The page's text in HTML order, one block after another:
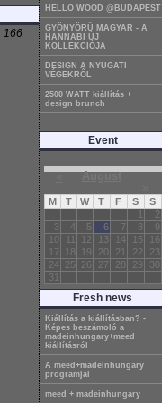
166
HELLO WOOD @BUDAPEST
GYÖNYÖRŰ MAGYAR - A
HANNABI ÚJ
KOLLEKCIÓJA
DESIGN A NYUGATI
VÉGEKRŐL
2500 WATT kiállítás +
design brunch
Event
« August
M T W T F S
S
1
2
3
4 5 6 7 8
9
10
11 12 13 14 15
16
17
18 19 20 21 22
23
24
25 26 27 28 29
30
31
Fresh news
Kiállítás a kiállításban? -
Képes beszámoló a
madeinhungary+meed
kiállításról
A meed+madeinhungary
programjai
meed + madeinhungary